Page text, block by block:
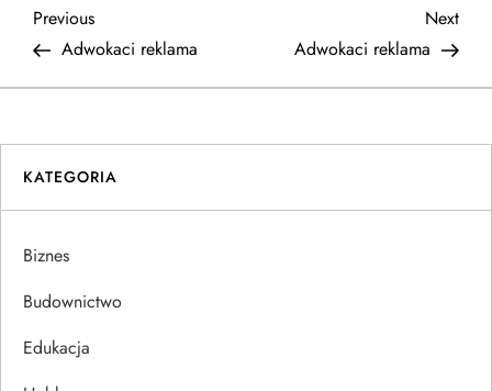
N
a
w
i
g
a
c
Previous
Post
Previous
Adwokaci reklama
Next
Post
Next
Adwokaci reklama
KATEGORIA
Biznes
Budownictwo
Edukacja